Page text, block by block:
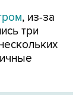
, из-за
три